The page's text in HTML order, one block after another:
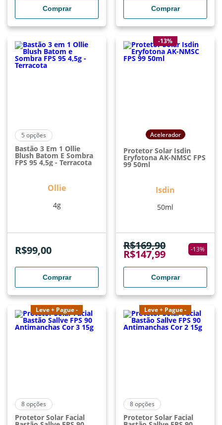
Comprar Comprar
5 opções
Bastão 3 Em 1 Ollie
Blush Batom E Sombra
FPS 95 4,5g - Terracota
Ollie
4g
R$99,00
Comprar
-13%
Acelerador
Protetor Solar Isdin
Eryfotona AK-NMSC FPS
99 50ml
Isdin
50ml
R$169,90
R$147,99 -13%
Comprar
Leve + Pague -
8opções
Protetor Solar Facial
Leve + Pague -
8opções
Protetor Solar Facial